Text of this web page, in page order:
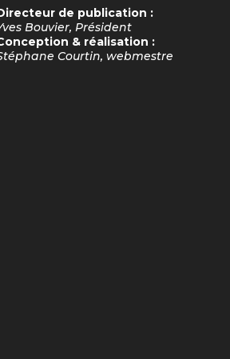
de publication :
Bouvier, Président
& réalisation :
Courtin, webmestre